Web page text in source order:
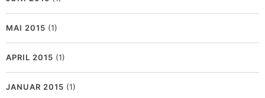
MAI 2015 (1)
APRIL 2015 (1)
JANUAR 2015 (1)